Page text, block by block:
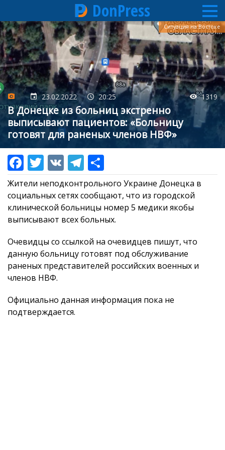
Перейти
к
основному
содержанию
DonPress
23.02.2022 20:25 1319
В Донецке из больниц экстренно
выписывают пациентов: «Больницу
готовят для раненых членов НВФ»
Ситуация на Востоке
Жители неподконтрольного Украине Донецка в
социальных сетях сообщают, что из городской
клинической больницы номер 5 медики якобы
выписывают всех больных.
Очевидцы со ссылкой на очевидцев пишут, что
данную больницу готовят под обслуживание
раненых представителей российских военных и
членов НВФ.
Официально данная информация пока не
подтверждается.